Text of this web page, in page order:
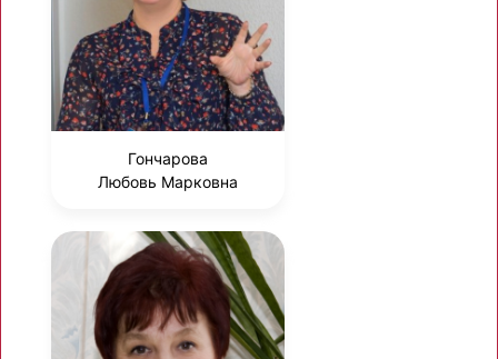
Гончарова
Любовь Марковна